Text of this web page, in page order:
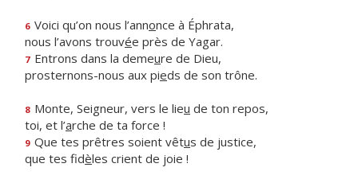
6 Voici qu’on nous l’annonce à Éphrata,
nous l’avons trouvée près de Yagar.
7 Entrons dans la demeure de Dieu,
prosternons-nous aux pieds de son trône.
8 Monte, Seigneur, vers le lieu de ton repos,
toi, et l’arche de ta force !
9 Que tes prêtres soient vêtus de justice,
que tes fidèles crient de joie !